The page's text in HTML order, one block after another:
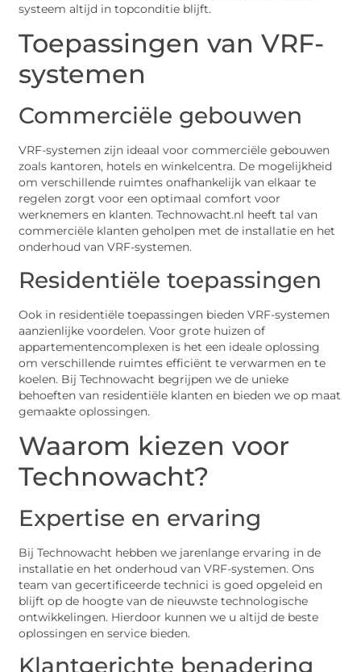
systeem altijd in topconditie blijft.
Toepassingen van VRF-
systemen
Commerciële gebouwen
VRF-systemen zijn ideaal voor commerciële gebouwen
zoals kantoren, hotels en winkelcentra. De mogelijkheid
om verschillende ruimtes onafhankelijk van elkaar te
regelen zorgt voor een optimaal comfort voor
werknemers en klanten. Technowacht.nl heeft tal van
commerciële klanten geholpen met de installatie en het
onderhoud van VRF-systemen.
Residentiële toepassingen
Ook in residentiële toepassingen bieden VRF-systemen
aanzienlijke voordelen. Voor grote huizen of
appartementencomplexen is het een ideale oplossing
om verschillende ruimtes efficiënt te verwarmen en te
koelen. Bij Technowacht begrijpen we de unieke
behoeften van residentiële klanten en bieden we op maat
gemaakte oplossingen.
Waarom kiezen voor
Technowacht?
Expertise en ervaring
Bij Technowacht hebben we jarenlange ervaring in de
installatie en het onderhoud van VRF-systemen. Ons
team van gecertificeerde technici is goed opgeleid en
blijft op de hoogte van de nieuwste technologische
ontwikkelingen. Hierdoor kunnen we u altijd de beste
oplossingen en service bieden.
Klantgerichte benadering